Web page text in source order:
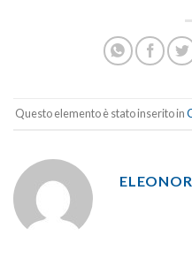
Questo elemento è stato inserito in